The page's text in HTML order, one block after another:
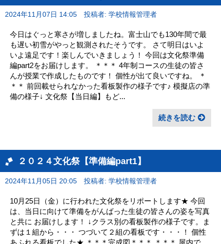
2024年11月07日 14:05 投稿者: 学校情報管理者
今日はぐっと寒さが増しましたね。富士山でも130年間で最
も遅い初雪がやっと観測されたそうです。 さて明日はいよ
いよ遠足です！楽しんでいきましょう！ 今回は文化祭準備
編part2をお届けします。 ＊＊＊ 4年制コースの生徒の皆さ
んが授業で作成したものです！ 個性が出て良いですね。 ＊
＊＊ 前回載せられなかった看板製作の様子です♪ 模擬店の準
備の様子↓ 文化祭【当日編】もど...
続きを読む
２０２４文化祭【準備編part1】
2024年11月05日 20:05 投稿者: 学校情報管理者
10月25日（金）に行われた文化祭をリポートします★ 今回
は、当日に向けて準備をがんばった生徒の皆さんの姿を写真
と共に お届けします！ ↓クラス別の看板製作の様子です。ま
ずは１組から・・・ つづいて２組の看板です・・・！ 個性
あふれる看板でした★ ＊＊＊完成図＊＊＊ ＊＊＊ 屋内で